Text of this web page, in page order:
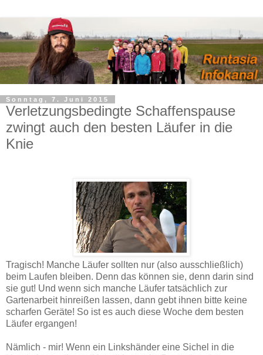
Sonntag, 7. Juni 2015
Verletzungsbedingte Schaffenspause
zwingt auch den besten Läufer in die
Knie
Tragisch! Manche Läufer sollten nur (also ausschließlich)
beim Laufen bleiben. Denn das können sie, denn darin sind
sie gut! Und wenn sich manche Läufer tatsächlich zur
Gartenarbeit hinreißen lassen, dann gebt ihnen bitte keine
scharfen Geräte! So ist es auch diese Woche dem besten
Läufer ergangen!
Nämlich - mir! Wenn ein Linkshänder eine Sichel in die